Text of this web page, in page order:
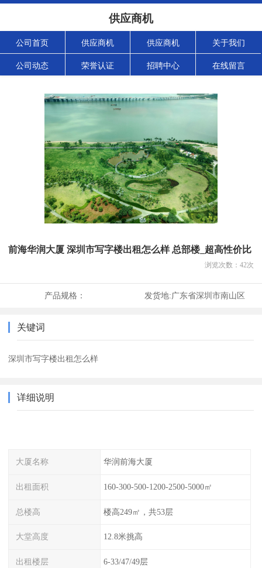
供应商机
公司首页 供应商机 供应商机 关于我们
公司动态 荣誉认证 招聘中心 在线留言
前海华润大厦 深圳市写字楼出租怎么样 总部楼_超高性价比
浏览次数： 42次
产品规格： 发货地:广东省深圳市南山区
关键词
深圳市写字楼出租怎么样
详细说明
大厦名称 华润前海大厦
出租面积 160-300-500-1200-2500-5000㎡
总楼高 楼高249㎡，共53层
大堂高度 12.8米挑高
出租楼层 6-33/47/49层